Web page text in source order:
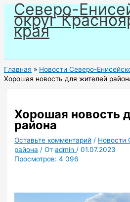
Перейти
содержимому
Северо-
округ
края
Главная
Новости Северо-
Хорошая новость для жителей
Хорошая новость
района
Оставьте комментарий / Новости
района / Отadmin /01.07.2023
Просмотров: 4 096